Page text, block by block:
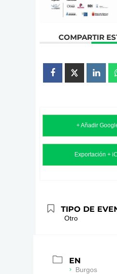
COMPARTIR
+ Añadir
Exportación +
TIPO DE
Otro
EN
Burgos